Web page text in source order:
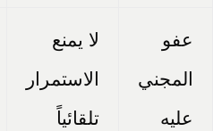
عفو
المجني
عليه
لا يمنع
الاستمرار
تلقائياً